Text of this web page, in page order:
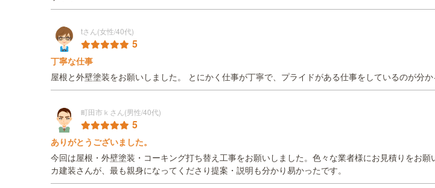
tさん(女性/40代)
5
丁寧な仕事
屋根と外壁塗装をお願いしました。 とにかく仕事が丁寧で、プライドがある仕事をしているのが分か
町田市ｋさん(男性/40代)
5
ありがとうございました。
今回は屋根・外壁塗装・コーキング打ち替え工事をお願いしました。色々な業者様にお見積りをお
カ建装さんが、最も親身になってくださり提案・説明も分かり易かったです。